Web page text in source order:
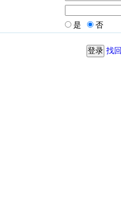
是 否
找